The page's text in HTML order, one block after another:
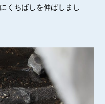
くちばしを伸ばしまし